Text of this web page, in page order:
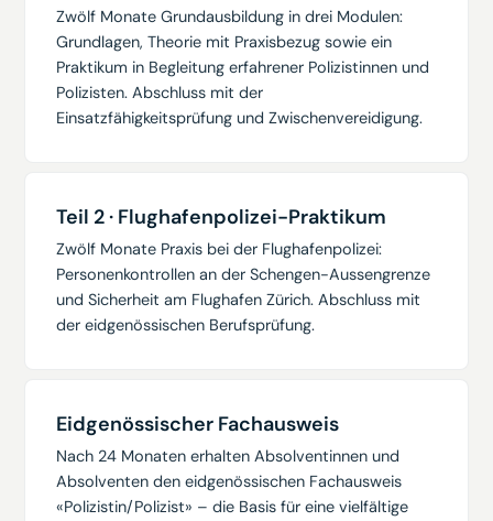
Zwölf Monate Grundausbildung in drei Modulen:
Grundlagen, Theorie mit Praxisbezug sowie ein
Praktikum in Begleitung erfahrener Polizistinnen und
Polizisten. Abschluss mit der
Einsatzfähigkeitsprüfung und Zwischenvereidigung.
Teil 2 · Flughafenpolizei-Praktikum
Zwölf Monate Praxis bei der Flughafenpolizei:
Personenkontrollen an der Schengen-Aussengrenze
und Sicherheit am Flughafen Zürich. Abschluss mit
der eidgenössischen Berufsprüfung.
Eidgenössischer Fachausweis
Nach 24 Monaten erhalten Absolventinnen und
Absolventen den eidgenössischen Fachausweis
«Polizistin/Polizist» – die Basis für eine vielfältige